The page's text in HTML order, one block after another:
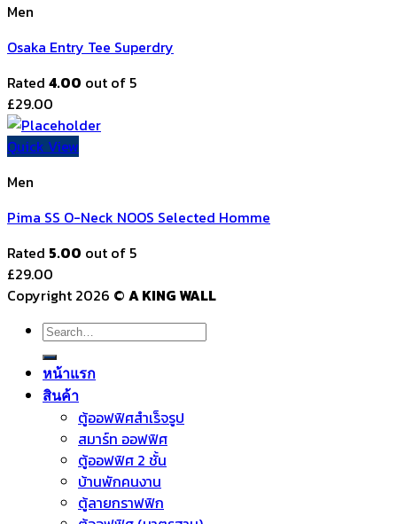
Men
Osaka Entry Tee Superdry
Rated 4.00 out of 5
£29.00
Quick View
Men
Pima SS O-Neck NOOS Selected Homme
Rated 5.00 out of 5
£29.00
Copyright 2026 © A KING WALL
Search
for:
หน้าแรก
สินค้า
ตู้ออฟฟิศสำเร็จรูป
สมาร์ท ออฟฟิศ
ตู้ออฟฟิศ 2 ชั้น
บ้านพักคนงาน
ตู้ลายกราฟฟิก